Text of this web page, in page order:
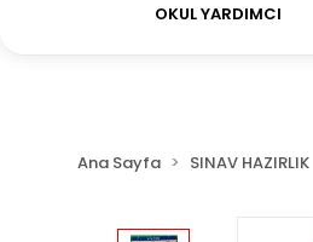
OKUL YARDIMCI
Ana Sayfa SINAV HAZIRLIK